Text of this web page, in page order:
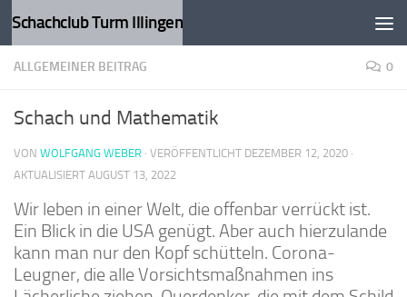
Zum Inhalt springen
Schachclub Turm Illingen
ALLGEMEINER BEITRAG 0
Schach und Mathematik
VON WOLFGANG WEBER · VERÖFFENTLICHT DEZEMBER 12, 2020 ·
AKTUALISIERT AUGUST 13, 2022
Wir leben in einer Welt, die offenbar verrückt ist.
Ein Blick in die USA genügt. Aber auch hierzulande
kann man nur den Kopf schütteln. Corona-
Leugner, die alle Vorsichtsmaßnahmen ins